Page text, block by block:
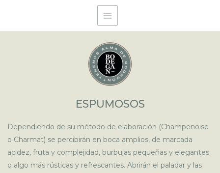
ESPUMOSOS
Dependiendo de su método de elaboración (Champenoise
o Charmat) se percibirán en boca amplios, de marcada
acidez, fruta y complejidad, burbujas pequeñas y elegantes
o algo más rústicas y refrescantes. Abrirán el paladar y las